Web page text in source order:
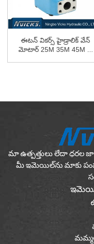
ఈటన్ వికర్స్ హైడ్రాలిక్ వేన్
మోటార్ 25M 35M 45M ...
మా ఉత్పత్తులు లేదా ధరల
మీ ఇమెయిల్‌ను మాకు